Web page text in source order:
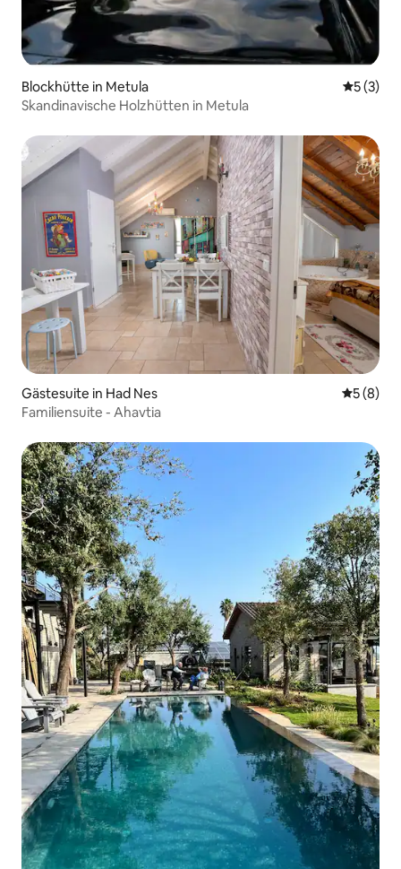
Blockhütte in Metula
5 (3)
Skandinavische Holzhütten in Metula
Gästesuite in Had Nes
5 (8)
Familiensuite - Ahavtia